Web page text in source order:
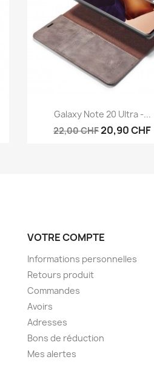
Aperçu rapide
Galaxy Note 20 Ultra -...
22,00 CHF20,90 CHF
VOTRE COMPTE
Informations personnelles
Retours produit
Commandes
Avoirs
Adresses
Bons de réduction
Mes alertes